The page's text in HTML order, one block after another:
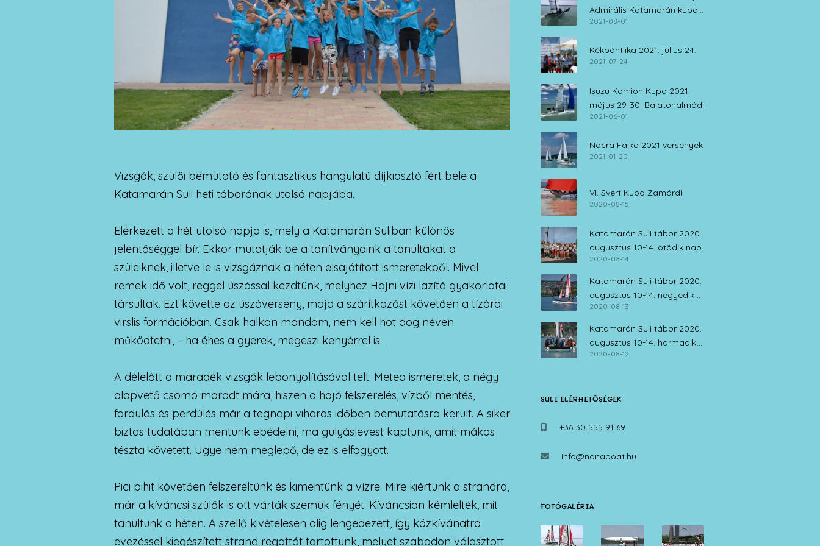
Vizsgák, szülői bemutató és fantasztikus hangulatú díjkiosztó fért bele a
Katamarán Suli heti táborának utolsó napjába.
Elérkezett a hét utolsó napja is, mely a Katamarán Suliban különös
jelentőséggel bír. Ekkor mutatják be a tanítványaink a tanultakat a
szüleiknek, illetve le is vizsgáznak a héten elsajátított ismeretekből. Mivel
remek idő volt, reggel úszással kezdtünk, melyhez Hajni vízi lazító gyakorlatai
társultak. Ezt követte az úszóverseny, majd a szárítkozást követően a tízórai
virslis formációban. Csak halkan mondom, nem kell hot dog néven
működtetni, – ha éhes a gyerek, megeszi kenyérrel is.
A délelőtt a maradék vizsgák lebonyolításával telt. Meteo ismeretek, a négy
alapvető csomó maradt mára, hiszen a hajó felszerelés, vízből mentés,
fordulás és perdülés már a tegnapi viharos időben bemutatásra került. A siker
biztos tudatában mentünk ebédelni, ma gulyáslevest kaptunk, amit mákos
tészta követett. Ugye nem meglepő, de ez is elfogyott.
Pici pihit követően felszereltünk és kimentünk a vízre. Mire kiértünk a strandra,
már a kíváncsi szülők is ott várták szemük fényét. Kíváncsian kémlelték, mit
tanultunk a héten. A szellő kivételesen alig lengedezett, így közkívánatra
evezéssel kiegészített strand regattát tartottunk, melyet szabadon választott
Admirális Katamarán kupa
július 30. – augusztus 1.
2021-08-01
Kékpántlika 2021. július 24.
2021-07-24
Isuzu Kamion Kupa 2021.
május 29-30. Balatonalmádi
2021-06-01
Nacra Falka 2021 versenyek
2021-01-20
VI. Svert Kupa Zamárdi
2020-08-15
Katamarán Suli tábor 2020.
augusztus 10-14. ötödik nap
2020-08-14
Katamarán Suli tábor 2020.
augusztus 10-14. negyedik
nap
2020-08-13
Katamarán Suli tábor 2020.
augusztus 10-14. harmadik
nap
2020-08-12
SULI ELÉRHETŐSÉGEK
+36 30 555 91 69
info@nanaboat.hu
FOTÓGALÉRIA